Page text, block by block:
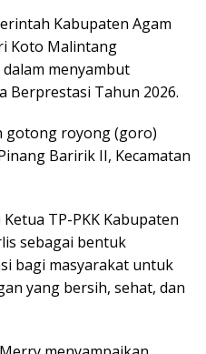
Kabupaten Agam
Koto Malintang
menyambut
Berprestasi Tahun 2026.
gotong royong (goro)
Baririk II, Kecamatan
TP-PKK Kabupaten
sebagai bentuk
bagi masyarakat untuk
yang bersih, sehat, dan